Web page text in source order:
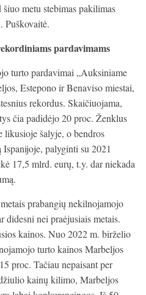
metu stebimas pakilimas
Puškovaitė.
pardavimams
turto pardavimai „Auksiniame
Estepono ir Benaviso miestai,
rekordus. Skaičiuojama,
čia padidėjo 20 proc. Ženklus
likusioje šalyje, o bendros
palyginti su 2021
17,5 mlrd. eurų, t.y. dar niekada
prabangių nekilnojamojo
nei praėjusiais metais.
kainos. Nuo 2022 m. birželio
turto kainos Marbeljos
proc. Tačiau nepaisant per
kainų kilimo, Marbeljos